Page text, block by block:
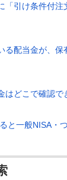
「引け条件付
る配当金が、
はどこで確認で
と一般NISA・